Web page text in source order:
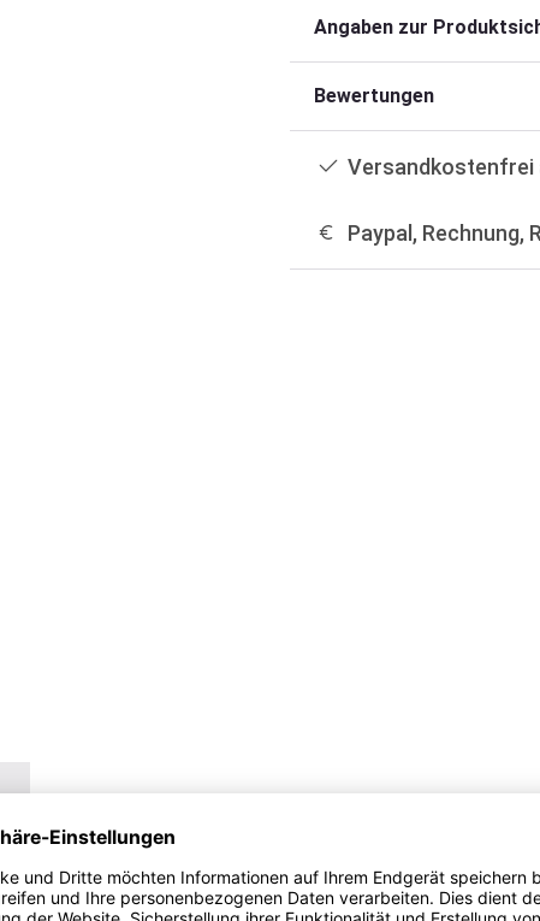
Angaben zur
Bewertungen
Versandkostenfrei
Paypal, Rechnung,